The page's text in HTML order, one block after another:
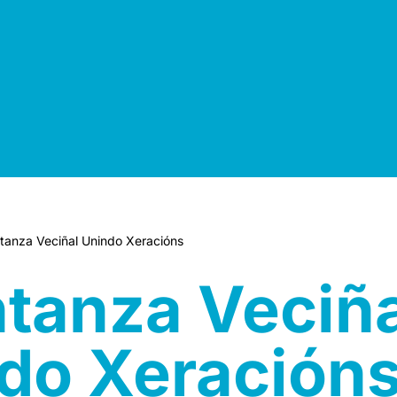
Veciñal Unindo Xeracións